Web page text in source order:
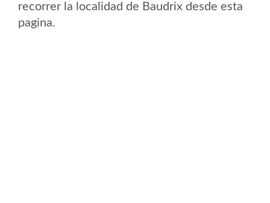
recorrer la localidad de Baudrix desde esta
pagina.